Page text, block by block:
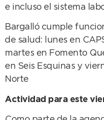
e incluso el sistema
Bargalló cumple
de salud: lunes en
martes en Fomento
en Seis Esquinas y
Norte
Actividad para este